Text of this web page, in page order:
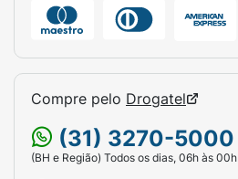
Compre pelo Drogatel
(31) 3270-5000
(BH e Região) Todos os dias, 06h às 00h